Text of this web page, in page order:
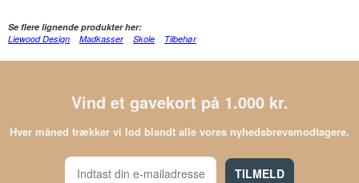
Se flere lignende produkter her:
Liewood Design
Madkasser Skole Tilbehør
Vind et gavekort på 1.000 kr.
Hver måned trækker vi lod blandt alle vores nyhedsbrevsmodtagere.
TILMELD